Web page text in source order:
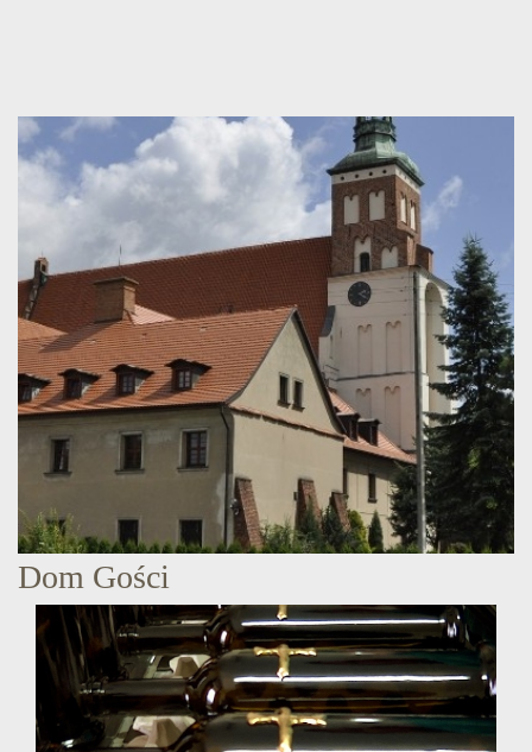
Dom Gości